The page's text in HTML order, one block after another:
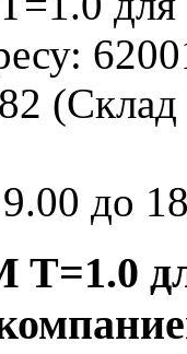
до
T=1.0